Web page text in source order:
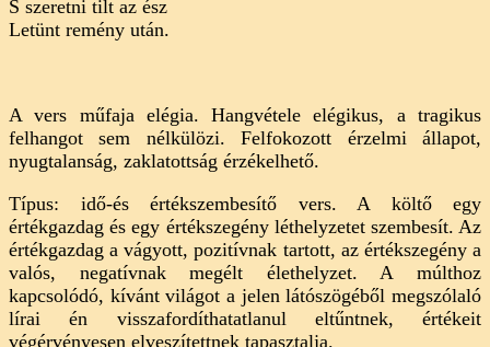
S szeretni tilt az ész
Letünt remény után.
A vers műfaja elégia. Hangvétele elégikus, a tragikus
felhangot sem nélkülözi. Felfokozott érzelmi állapot,
nyugtalanság, zaklatottság érzékelhető.
Típus: idő-és értékszembesítő vers. A költő egy
értékgazdag és egy értékszegény léthelyzetet szembesít. Az
értékgazdag a vágyott, pozitívnak tartott, az értékszegény a
valós, negatívnak megélt élethelyzet. A múlthoz
kapcsolódó, kívánt világot a jelen látószögéből megszólaló
lírai én visszafordíthatatlanul eltűntnek, értékeit
végérvényesen elveszítettnek tapasztalja.